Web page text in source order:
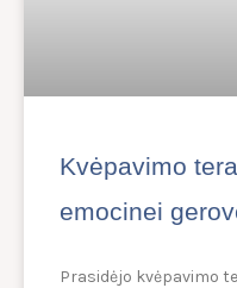
Kvėpavimo
emocinei
Prasidėjo kvėpavimo